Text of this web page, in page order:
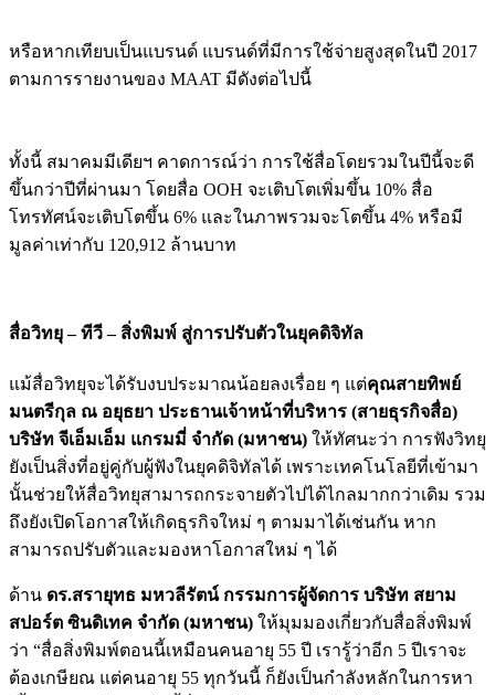
หรือหากเทียบเป็นแบรนด์ แบรนด์ที่มีการใช้จ่ายสูงสุดในปี 2017
ตามการรายงานของ MAAT มีดังต่อไปนี้
ทั้งนี้ สมาคมมีเดียฯ คาดการณ์ว่า การใช้สื่อโดยรวมในปีนี้จะดี
ขึ้นกว่าปีที่ผ่านมา โดยสื่อ OOH จะเติบโตเพิ่มขึ้น 10% สื่อ
โทรทัศน์จะเติบโตขึ้น 6% และในภาพรวมจะโตขึ้น 4% หรือมี
มูลค่าเท่ากับ 120,912 ล้านบาท
สื่อวิทยุ – ทีวี – สิ่งพิมพ์ สู่การปรับตัวในยุคดิจิทัล
แม้สื่อวิทยุจะได้รับงบประมาณน้อยลงเรื่อย ๆ แต่คุณสายทิพย์
มนตรีกุล ณ อยุธยา ประธานเจ้าหน้าที่บริหาร (สายธุรกิจสื่อ)
บริษัท จีเอ็มเอ็ม แกรมมี่ จำกัด (มหาชน) ให้ทัศนะว่า การฟังวิทยุ
ยังเป็นสิ่งที่อยู่คู่กับผู้ฟังในยุคดิจิทัลได้ เพราะเทคโนโลยีที่เข้ามา
นั้นช่วยให้สื่อวิทยุสามารถกระจายตัวไปได้ไกลมากกว่าเดิม รวม
ถึงยังเปิดโอกาสให้เกิดธุรกิจใหม่ ๆ ตามมาได้เช่นกัน หาก
สามารถปรับตัวและมองหาโอกาสใหม่ ๆ ได้
ด้าน ดร.สรายุทธ มหวลีรัตน์ กรรมการผู้จัดการ บริษัท สยาม
สปอร์ต ซินดิเทค จำกัด (มหาชน) ให้มุมมองเกี่ยวกับสื่อสิ่งพิมพ์
ว่า “สื่อสิ่งพิมพ์ตอนนี้เหมือนคนอายุ 55 ปี เรารู้ว่าอีก 5 ปีเราจะ
ต้องเกษียณ แต่คนอายุ 55 ทุกวันนี้ ก็ยังเป็นกำลังหลักในการหา